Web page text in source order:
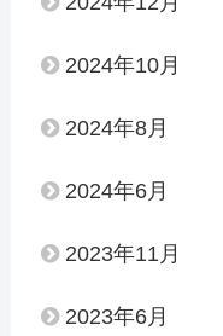
2024年10月
2024年8月
2024年6月
2023年11月
2023年6月